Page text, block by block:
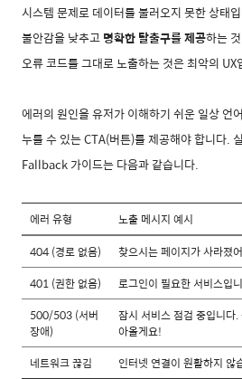
시스템 문제로 데이터를 불러오지 못한 상태
불안감을 낮추고명확한 탈출구를 제공하는
오류 코드를 그대로 노출하는 것은 최악의 UX
에러의 원인을 유저가 이해하기 쉬운 일상 언
누를 수 있는 CTA(버튼)를 제공해야 합니다.
Fallback 가이드는 다음과 같습니다.
에러 유형 노출 메시지 예시
404 (경로 없음)
찾으시는 페이지가 사라졌
401 (권한 없음)
로그인이 필요한 서비스입
500/503 (서버
장애)
잠시 서비스 점검 중입니다.
아올게요!
네트워크 끊김
인터넷 연결이 원활하지 않